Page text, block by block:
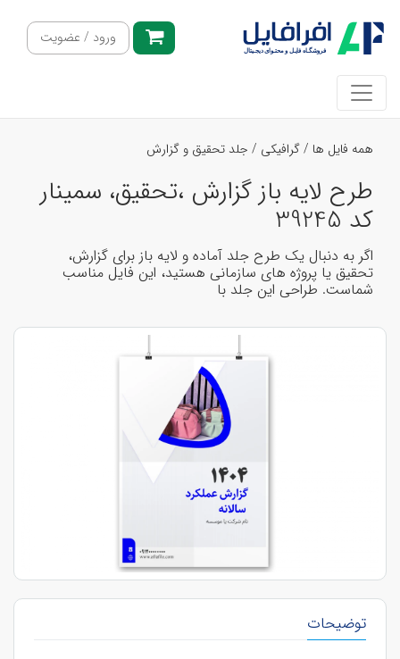
ورود / عضویت
همه فایل ها /گرافیکی / جلد تحقیق و گزارش
طرح لایه باز گزارش ،تحقیق، سمینار
کد 39245
اگر به دنبال یک طرح جلد آماده و لایه باز برای گزارش،
تحقیق یا پروژه های سازمانی هستید، این فایل مناسب
شماست. طراحی این جلد با
توضیحات